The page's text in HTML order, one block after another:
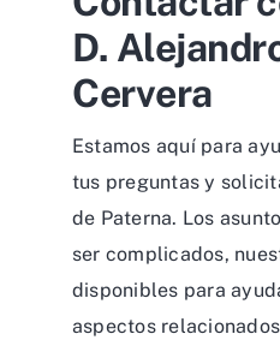
D.
Cervera
Estamos aquí para
tus preguntas y
de Paterna. Los
ser complicados,
disponibles para
aspectos